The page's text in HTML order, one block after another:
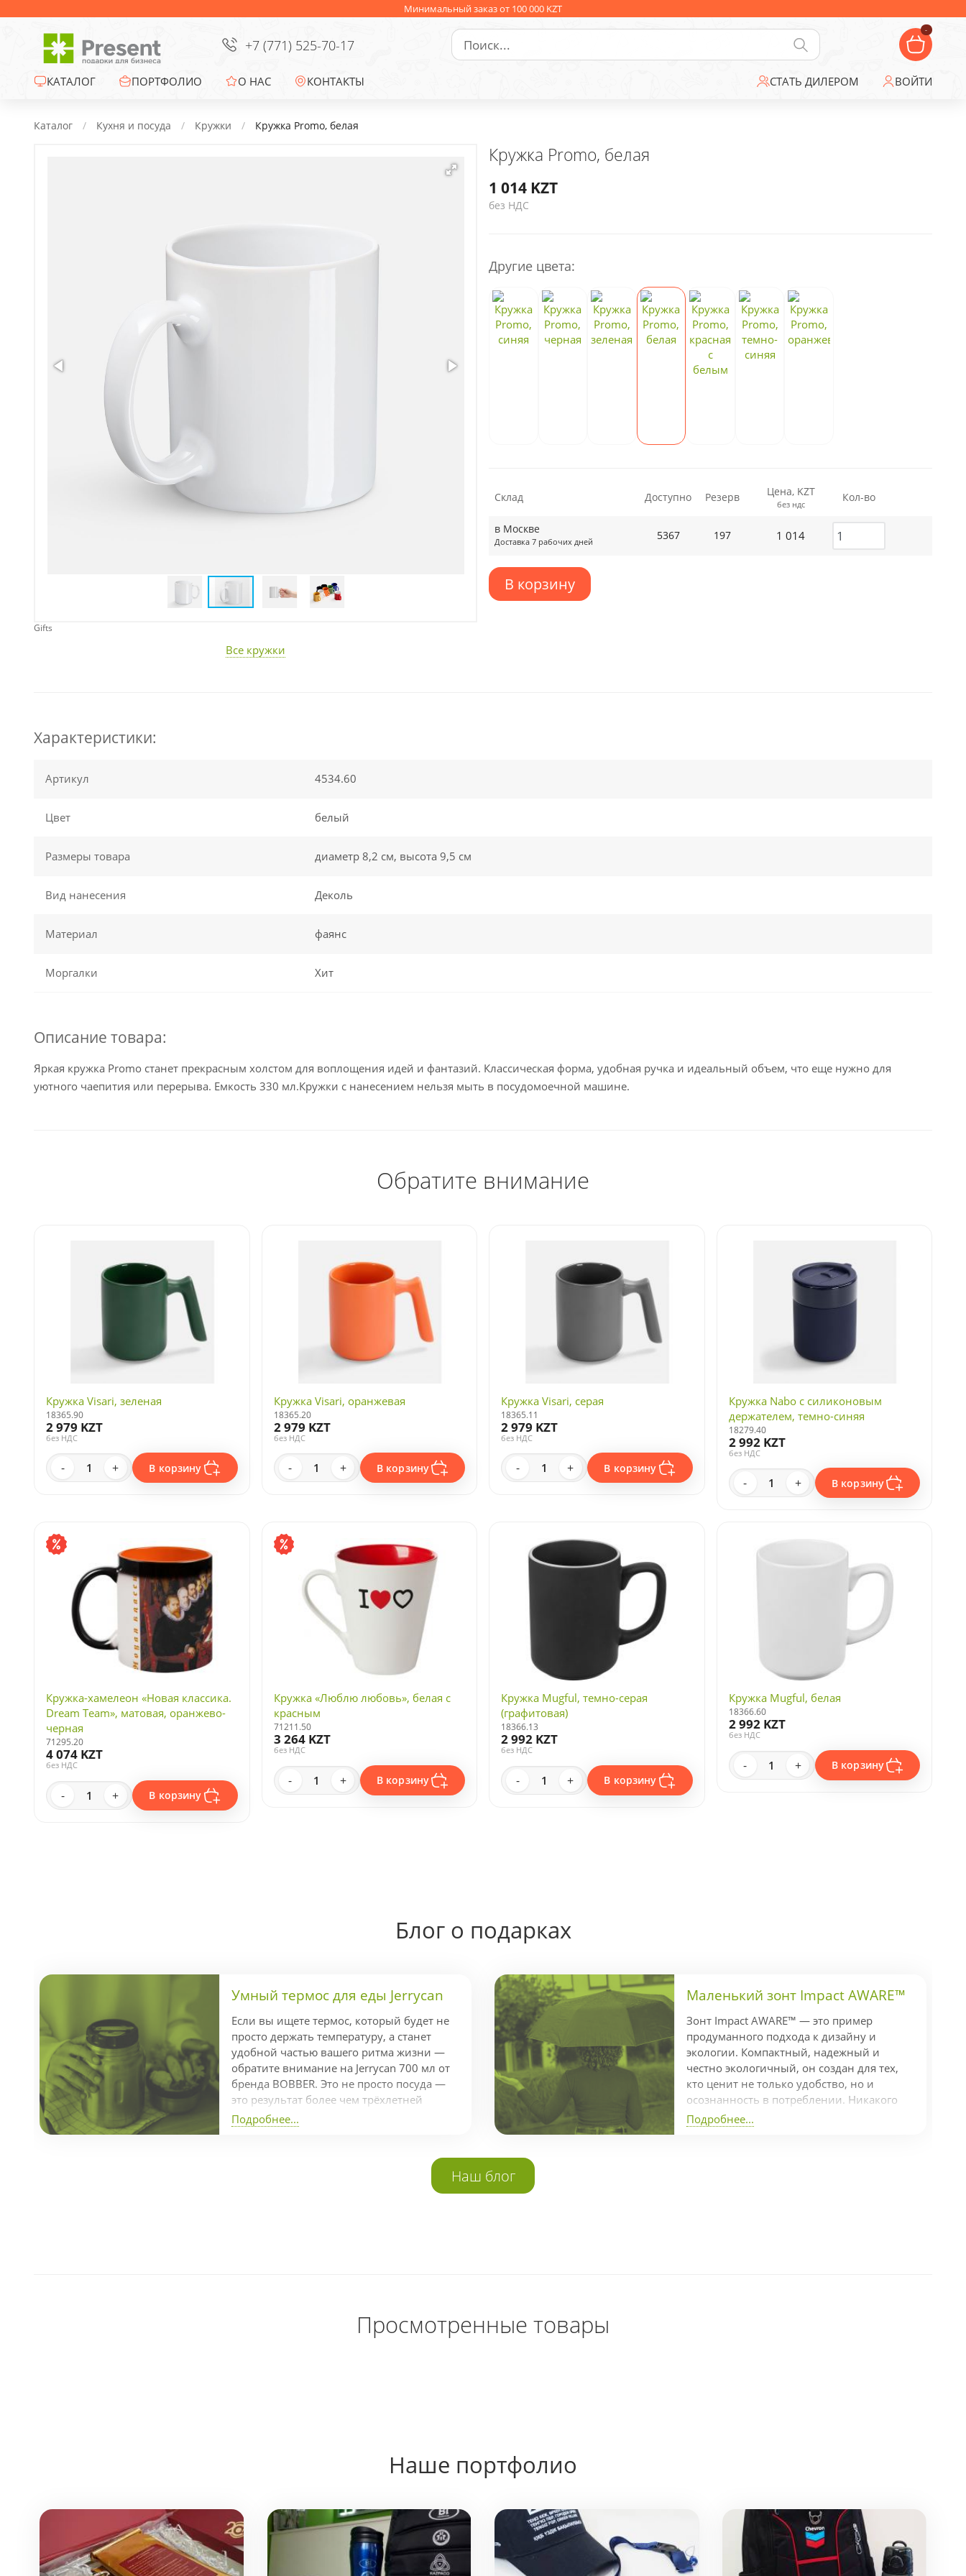
Минимальный заказ от 100 000 KZT
+7 (771) 525-70-17
-
КАТАЛОГ
Офисные сувениры
Зонты
Промо-сувениры
Новогодние подарки
Подарочные наборы
Личные аксессуары
Деловые подарки
Съедобные подарки с
ПОРТФОЛИО О НАС КОНТАКТЫ СТАТЬ ДИЛЕРОМ ВОЙТИ
Каталог Кухня и посуда Кружки Кружка Promo, белая
Gifts
Все кружки
Кружка Promo, белая
1 014 KZT
без НДС
Другие цвета:
Склад Доступно Резерв Цена, KZT
без ндс Кол-во
в Москве
Доставка 7 рабочих дней 5367 197 1 014
В корзину
Характеристики:
Артикул 4534.60
Цвет белый
Размеры товара диаметр 8,2 см, высота 9,5 см
Вид нанесения Деколь
Материал фаянс
Моргалки Хит
Описание товара:
Яркая кружка Promo станет прекрасным холстом для воплощения идей и фантазий. Классическая форма, удобная ручка и идеальный объем, что еще нужно для
уютного чаепития или перерыва. Емкость 330 мл.Кружки с нанесением нельзя мыть в посудомоечной машине.
Обратите внимание
Кружка Visari, зеленая
18365.90
2 979 KZT
без НДС
- + В корзину
Кружка Visari, оранжевая
18365.20
2 979 KZT
без НДС
- + В корзину
Кружка Visari, серая
18365.11
2 979 KZT
без НДС
- + В корзину
Кружка Nabo с силиконовым
держателем, темно-синяя
18279.40
2 992 KZT
без НДС
- + В корзину
Кружка-хамелеон «Новая классика.
Dream Team», матовая, оранжево-
черная
71295.20
4 074 KZT
без НДС
- + В корзину
Кружка «Люблю любовь», белая с
красным
71211.50
3 264 KZT
без НДС
- + В корзину
Кружка Mugful, темно-серая
(графитовая)
18366.13
2 992 KZT
без НДС
- + В корзину
Кружка Mugful, белая
18366.60
2 992 KZT
без НДС
- + В корзину
Блог о подарках
Умный термос для еды Jerrycan
Если вы ищете термос, который будет не
просто держать температуру, а станет
удобной частью вашего ритма жизни —
обратите внимание на Jerrycan 700 мл от
бренда BOBBER. Это не просто посуда —
это результат более чем трёхлетней
разработки командой экспертов,
отмеченный престижной наградой Red
продуманный дизайн. Держит тепло до 14
Подробнее...
Маленький зонт Impact AWARE™
Зонт Impact AWARE™ — это пример
продуманного подхода к дизайну и
экологии. Компактный, надежный и
честно экологичный, он создан для тех,
кто ценит не только удобство, но и
осознанность в потреблении. Никакого
гринвошинга — только реальные
действия Коллекция Impact включает
Подробнее...
Наш блог
Просмотренные товары
Наше портфолио